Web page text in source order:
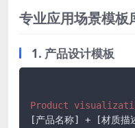
专业应用场景模板
1. 产品设计模板
Product
[产品名称]
+ [材质描